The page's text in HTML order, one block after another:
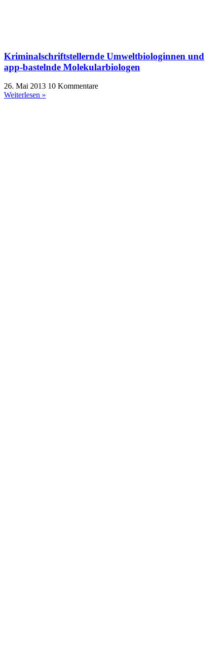
Kriminalschriftstellernde Umweltbiologinnen und
app-bastelnde Molekularbiologen
26. Mai 2013 10 Kommentare
Weiterlesen »